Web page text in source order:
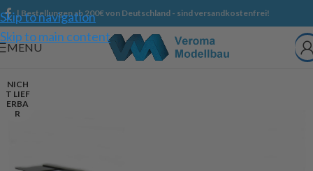
Skip to navigation
Skip to main content
| Bestellungen ab 200€ von Deutschland - sind versandkostenfrei!
MENU
NICH
T LIEF
ERBA
R